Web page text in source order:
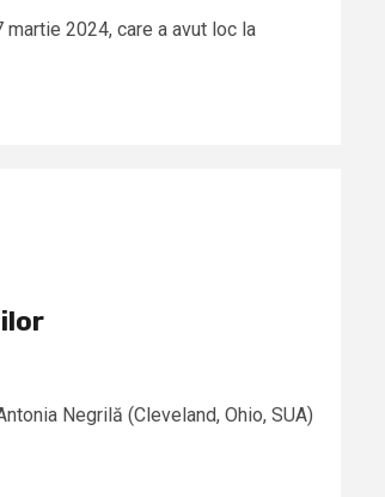
2024, care a avut loc la
Negrilă (Cleveland, Ohio, SUA)